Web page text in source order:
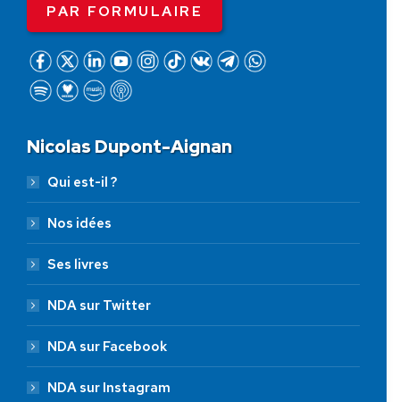
PAR FORMULAIRE
Nicolas Dupont-Aignan
Qui est-il ?
Nos idées
Ses livres
NDA sur Twitter
NDA sur Facebook
NDA sur Instagram